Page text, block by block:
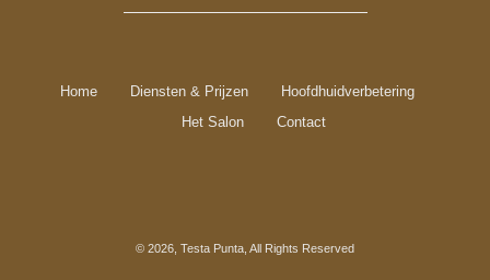
Home Diensten & Prijzen
Hoofdhuidverbetering
Het Salon
Contact
© 2026, Testa Punta, All Rights Reserved